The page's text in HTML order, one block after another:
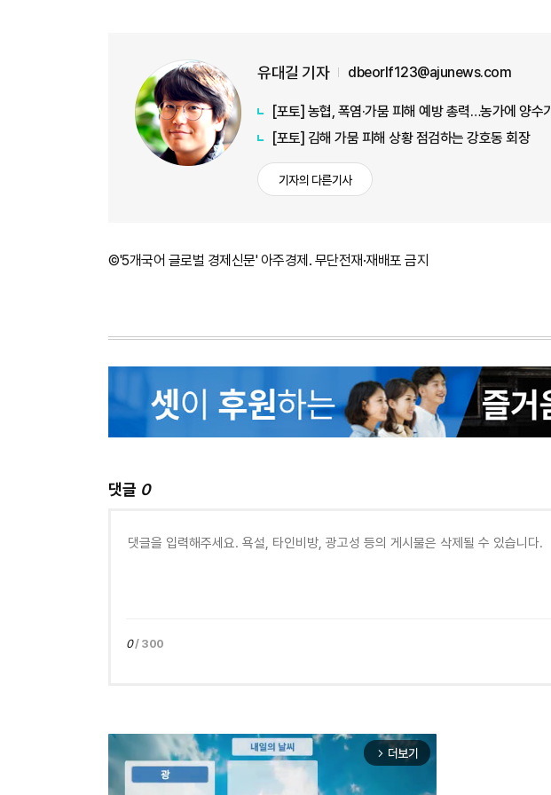
유대길 기자 dbeorlf123@ajunews.com
[포토] 농협, 폭염·가뭄 피해 예방 총력…농가에 양수
[포토] 김해 가뭄 피해 상황 점검하는 강호동 회장
기자의 다른기사
©'5개국어 글로벌 경제신문' 아주경제. 무단전재·재배포 금지
댓글 0
0/ 300
arrow_forward_ios 더보기